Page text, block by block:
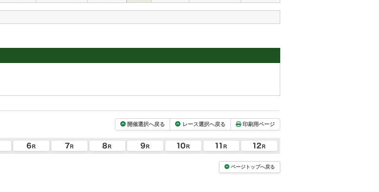
開催選択へ戻る レース選択へ戻る 印刷用ページ
ページトップへ戻る